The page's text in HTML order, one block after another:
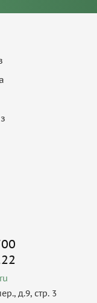
д.9, стр. 3